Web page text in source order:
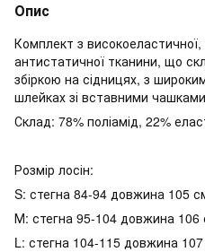
Опис
Комплект з високоеластичної,
антистатичної тканини, що
збіркою на сідницях, з
шлейках зі вставними
Склад: 78% поліамід, 22%
Розмір лосін:
S: стегна 84-94 довжина 105
М: стегна 95-104 довжина 106
L: стегна 104-115 довжина